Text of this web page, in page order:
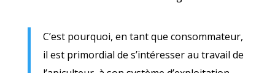
C’est pourquoi, en tant que consommateur,
il est primordial de s’intéresser au travail de